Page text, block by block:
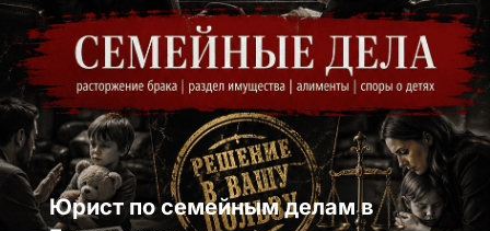
Юрист по семейным делам в